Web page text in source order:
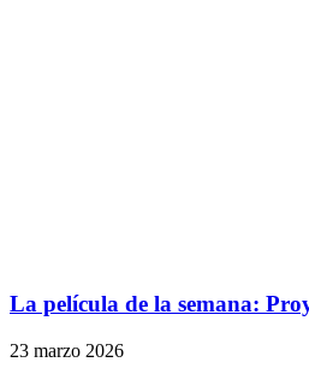
La película de la semana:
23 marzo 2026